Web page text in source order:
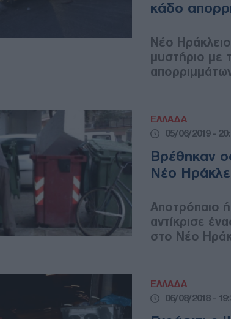
κάδο
Νέο
μυστήριο με
ΕΛΛΑΔΑ
05/06/2019 -
Βρέθηκαν
Νέο
Αποτρόπαιο
αντίκρισε
στο Νέο
ΕΛΛΑΔΑ
06/08/2018 -